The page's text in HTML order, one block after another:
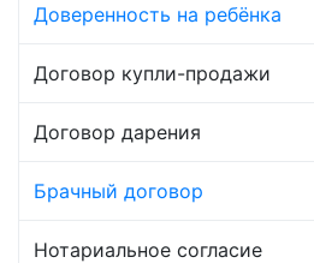
Доверенность на ребёнка
Договор купли-продажи
Договор дарения
Брачный договор
Нотариальное согласие